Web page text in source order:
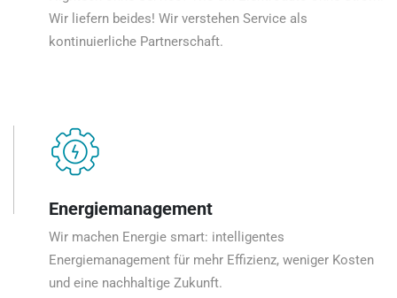
Wir liefern beides! Wir verstehen Service als
kontinuierliche Partnerschaft.
Energiemanagement
Wir machen Energie smart: intelligentes
Energiemanagement für mehr Effizienz, weniger Kosten
und eine nachhaltige Zukunft.